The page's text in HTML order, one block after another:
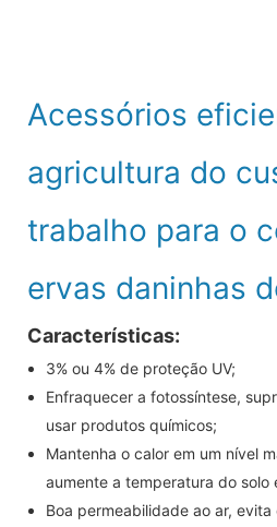
Acessórios
agricultura do
trabalho para o
ervas daninhas
Características:
3% ou 4% de proteção UV;
Enfraquecer a fotossíntese,
usar produtos químicos;
Mantenha o calor em um nível
aumente a temperatura do solo
Boa permeabilidade ao ar,